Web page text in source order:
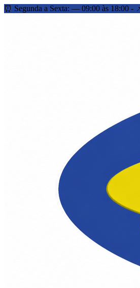
⏰ Segunda a Sexta: — 09:00 às 18:00 -